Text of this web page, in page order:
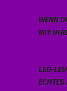
WENN
MIT
LED-